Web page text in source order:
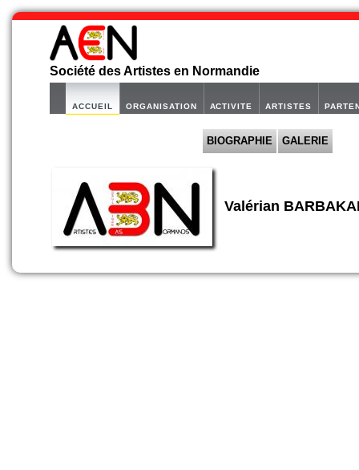
Société des Artistes en Normandie
ACCUEIL ORGANISATION ACTIVITE ARTISTES
BIOGRAPHIE GALERIE
Valérian